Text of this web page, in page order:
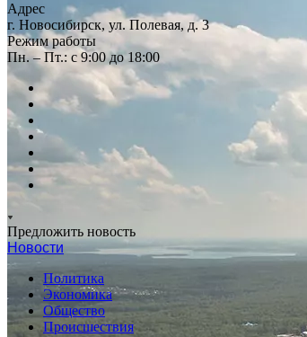
Адрес
г. Новосибирск, ул. Полевая, д. 3
Режим работы
Пн. – Пт.: с 9:00 до 18:00
Предложить новость
Новости
Политика
Экономика
Общество
Происшествия